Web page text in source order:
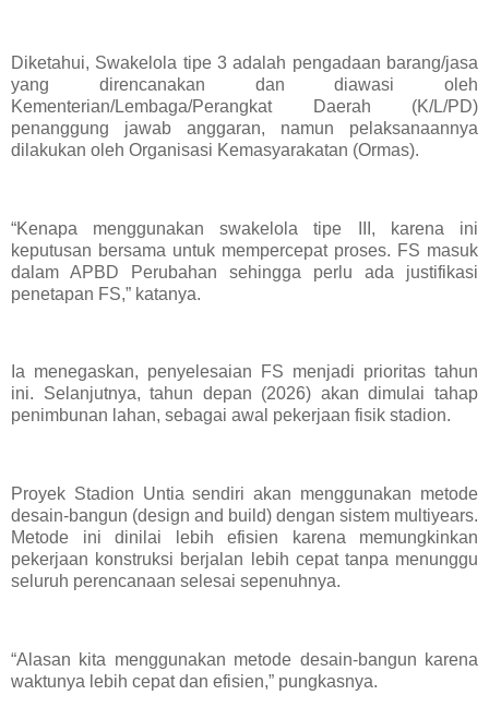
Diketahui, Swakelola tipe 3 adalah pengadaan barang/jasa
yang direncanakan dan diawasi oleh
Kementerian/Lembaga/Perangkat Daerah (K/L/PD)
penanggung jawab anggaran, namun pelaksanaannya
dilakukan oleh Organisasi Kemasyarakatan (Ormas).
“Kenapa menggunakan swakelola tipe III, karena ini
keputusan bersama untuk mempercepat proses. FS masuk
dalam APBD Perubahan sehingga perlu ada justifikasi
penetapan FS,” katanya.
Ia menegaskan, penyelesaian FS menjadi prioritas tahun
ini. Selanjutnya, tahun depan (2026) akan dimulai tahap
penimbunan lahan, sebagai awal pekerjaan fisik stadion.
Proyek Stadion Untia sendiri akan menggunakan metode
desain-bangun (design and build) dengan sistem multiyears.
Metode ini dinilai lebih efisien karena memungkinkan
pekerjaan konstruksi berjalan lebih cepat tanpa menunggu
seluruh perencanaan selesai sepenuhnya.
“Alasan kita menggunakan metode desain-bangun karena
waktunya lebih cepat dan efisien,” pungkasnya.